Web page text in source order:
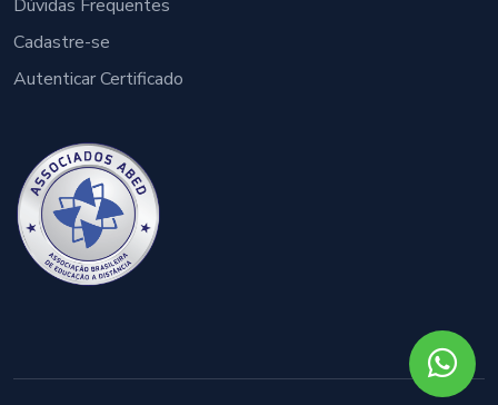
Dúvidas Frequentes
Cadastre-se
Autenticar Certificado